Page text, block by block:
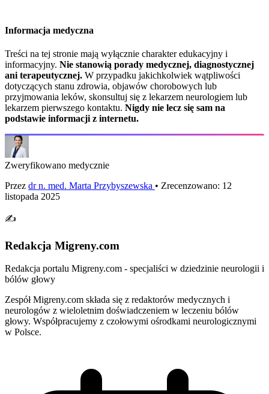
Informacja medyczna
Treści na tej stronie mają wyłącznie charakter edukacyjny i
informacyjny. Nie stanowią porady medycznej, diagnostycznej
ani terapeutycznej. W przypadku jakichkolwiek wątpliwości
dotyczących stanu zdrowia, objawów chorobowych lub
przyjmowania leków, skonsultuj się z lekarzem neurologiem lub
lekarzem pierwszego kontaktu. Nigdy nie lecz się sam na
podstawie informacji z internetu.
Zweryfikowano medycznie
Przez dr n. med. Marta Przybyszewska • Zrecenzowano: 12
listopada 2025
✍️
Redakcja Migreny.com
Redakcja portalu Migreny.com - specjaliści w dziedzinie neurologii i
bólów głowy
Zespół Migreny.com składa się z redaktorów medycznych i
neurologów z wieloletnim doświadczeniem w leczeniu bólów
głowy. Współpracujemy z czołowymi ośrodkami neurologicznymi
w Polsce.